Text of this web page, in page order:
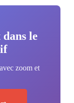
le
zoom et